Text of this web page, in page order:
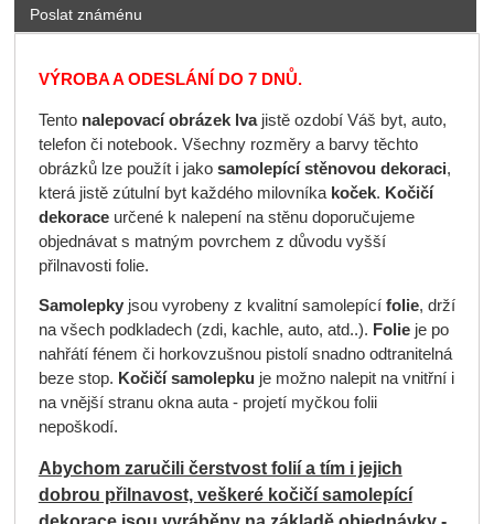
Poslat známénu
VÝROBA A ODESLÁNÍ DO 7 DNŮ.
Tento nalepovací obrázek lva jistě ozdobí Váš byt, auto,
telefon či notebook. Všechny rozměry a barvy těchto
obrázků lze použít i jako samolepící stěnovou dekoraci,
která jistě zútulní byt každého milovníka koček. Kočičí
dekoraceurčené k nalepení na stěnu doporučujeme
objednávat s matným povrchem z důvodu vyšší
přilnavosti folie.
Samolepkyjsou vyrobeny z kvalitní samolepící folie, drží
na všech podkladech (zdi, kachle, auto, atd..). Folieje po
nahřátí fénem či horkovzušnou pistolí snadno odtranitelná
beze stop. Kočičí samolepkuje možno nalepit na vnitřní i
na vnější stranu okna auta - projetí myčkou folii
nepoškodí.
Abychom zaručili čerstvost folií a tím i jejich
dobrou přilnavost, veškeré kočičí samolepící